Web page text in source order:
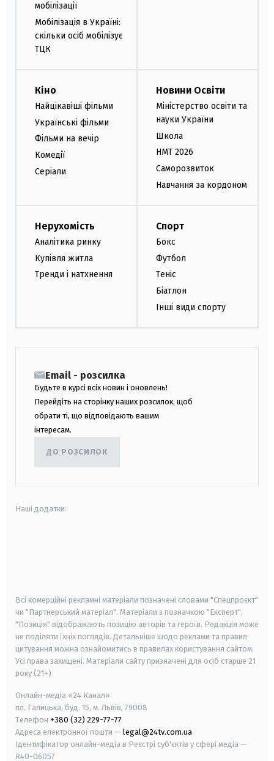
мобілізації
Мобілізація в Україні:
скільки осіб мобілізує
ТЦК
Кіно
Найцікавіші фільми
Українські фільми
Фільми на вечір
Комедії
Серіали
Новини Освіти
Міністерство освіти та
науки України
Школа
НМТ 2026
Саморозвиток
Навчання за кордоном
Нерухомість
Аналітика ринку
Купівля житла
Тренди і натхнення
Спорт
Бокс
Футбол
Теніс
Біатлон
Інші види спорту
Email - розсилка
Будьте в курсі всіх новин і оновлень!
Перейдіть на сторінку наших розсилок, щоб
обрати ті, що відповідають вашим
інтересам.
ДО РОЗСИЛОК
Наші додатки:
Всі комерційні рекламні матеріали позначені словами "Спецпроєкт"
чи "Партнерський матеріал". Матеріали з позначкою "Експерт",
"Позиція" відображають позицію авторів та героїв. Редакція може
не поділяти їхніх поглядів. Детальніше щодо реклами та правил
цитування можна ознайомитись в правилах користування сайтом.
Усі права захищені. Матеріали сайту призначені для осіб старше 21
року (21+)
Онлайн-медіа «24 Канал»
пл. Галицька, буд. 15, м. Львів, 79008
Телефон +380 (32) 229-77-77
Адреса електронної пошти — legal@24tv.com.ua
Ідентифікатор онлайн-медіа в Реєстрі суб'єктів у сфері медіа —
R40-06057